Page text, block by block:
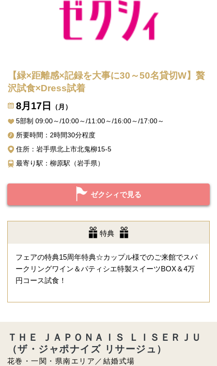
【緑×距離感×記録を大事に30～50名貸切W】贅
沢試食×Dress試着
8月17日
（月）
5部制 09:00～/10:00～/11:00～/16:00～/17:00～
所要時間：2時間30分程度
住所：岩手県北上市北鬼柳15-5
最寄り駅：柳原駅（岩手県）
ゼクシィで見る
特典
フェアの特典15周年特典☆カップル様でのご来館でスパ
ークリングワイン＆パティシエ特製スイーツBOX＆4万
円コース試食！
花巻・一関・県南エリア／結婚式場
ＴＨＥ ＪＡＰＯＮＡＩＳ ＬＩＳＥＲＪＵ
（ザ・ジャポナイズ リサージュ）